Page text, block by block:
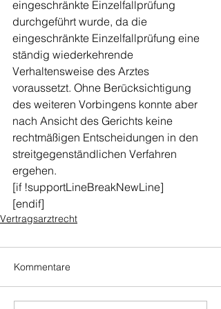
eingeschränkte Einzelfallprüfung
durchgeführt wurde, da die
eingeschränkte Einzelfallprüfung eine
ständig wiederkehrende
Verhaltensweise des Arztes
voraussetzt. Ohne Berücksichtigung
des weiteren Vorbingens konnte aber
nach Ansicht des Gerichts keine
rechtmäßigen Entscheidungen in den
streitgegenständlichen Verfahren
ergehen.
[if !supportLineBreakNewLine]
[endif]
Vertragsarztrecht
Kommentare